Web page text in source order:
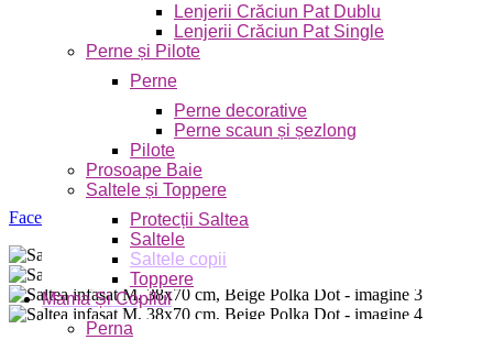
Lenjerii Crăciun Pat Dublu
Lenjerii Crăciun Pat Single
Perne și Pilote
Perne
Perne decorative
Perne scaun și șezlong
Pilote
Prosoape Baie
Saltele și Toppere
Protecții Saltea
Saltele
Saltele copii
Toppere
Mama Și Copilul
Perna
Faceți click pentru a mări